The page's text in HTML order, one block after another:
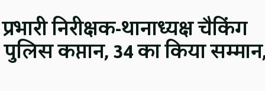
निरीक्षक-थानाध्यक्ष चैकिंग
कप्तान, 34 का किया